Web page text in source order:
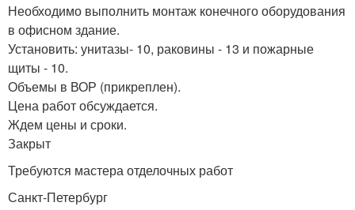
Необходимо выполнить монтаж конечного оборудования
в офисном здание.
Установить: унитазы- 10, раковины - 13 и пожарные
щиты - 10.
Объемы в ВОР (прикреплен).
Цена работ обсуждается.
Ждем цены и сроки.
Закрыт
Требуются мастера отделочных работ
Санкт-Петербург